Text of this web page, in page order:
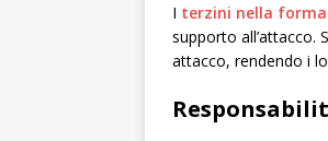
I terzini nella
supporto all’attacco.
attacco, rendendo i